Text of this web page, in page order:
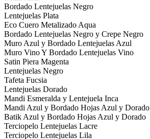
Bordado Lentejuelas Negro
Lentejuelas Plata
Eco Cuero Metalizado Aqua
Bordado Lentejuelas Negro y Crepe Negro
Muro Azul y Bordado Lentejuelas Azul
Muro Vino Y Bordado Lentejuelas Vino
Satin Piera Magenta
Lentejuelas Negro
Tafeta Fucsia
Lentejuelas Dorado
Mandi Esmeralda y Lentejuela Inca
Mandi Azul y Bordado Hojas Azul y Dorado
Batik Azul y Bordado Hojas Azul y Dorado
Terciopelo Lentejuelas Lacre
Terciopelo Lentejuelas Lila